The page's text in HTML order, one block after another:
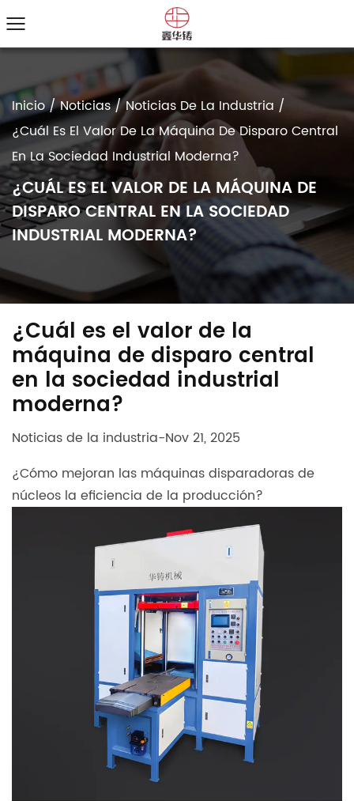
Inicio/Noticias/Noticias De La Industria /
¿Cuál Es El Valor De La Máquina De Disparo Central
En La Sociedad Industrial Moderna?
¿CUÁL ES EL VALOR DE LA MÁQUINA DE
DISPARO CENTRAL EN LA SOCIEDAD
INDUSTRIAL MODERNA?
¿Cuál es el valor de la
máquina de disparo central
en la sociedad industrial
moderna?
Noticias de la industria-Nov 21, 2025
¿Cómo mejoran las máquinas disparadoras de
núcleos la eficiencia de la producción?